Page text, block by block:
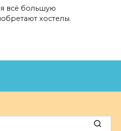
всё большую
хостелы.